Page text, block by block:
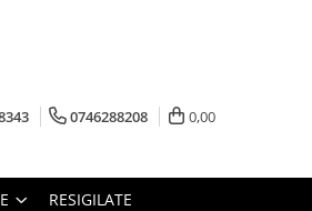
0746288208 0,00
RESIGILATE